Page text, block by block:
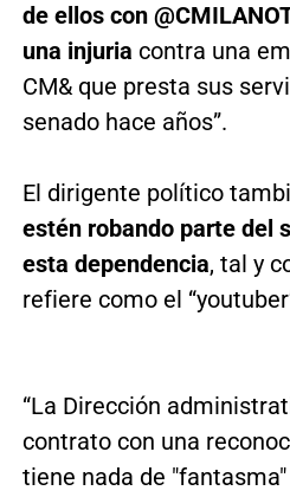
de ellos con
una injuria contra una
CM& que presta sus
senado hace años”.
El dirigente político
estén robando parte del
esta dependencia, tal y
refiere como el
“La Dirección
contrato con una
tiene nada de